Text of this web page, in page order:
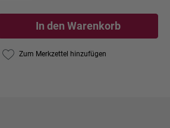
In den Warenkorb
Zum Merkzettel hinzufügen